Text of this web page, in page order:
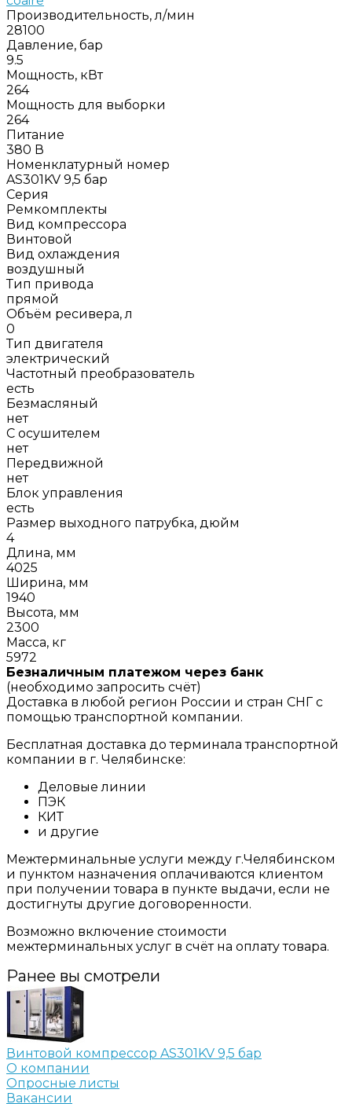
Производительность, л/мин
28100
Давление, бар
9.5
Мощность, кВт
264
Мощность для выборки
264
Питание
380 В
Номенклатурный номер
AS301KV 9,5 бар
Серия
Ремкомплекты
Вид компрессора
Винтовой
Вид охлаждения
воздушный
Тип привода
прямой
Объём ресивера, л
0
Тип двигателя
электрический
Частотный преобразователь
есть
Безмасляный
нет
С осушителем
нет
Передвижной
нет
Блок управления
есть
Размер выходного патрубка, дюйм
4
Длина, мм
4025
Ширина, мм
1940
Высота, мм
2300
Масса, кг
5972
Безналичным платежом через банк
(необходимо запросить счёт)
Доставка в любой регион России и стран СНГ с
помощью транспортной компании.
Бесплатная доставка до терминала транспортной
компании в г. Челябинске:
Деловые линии
ПЭК
КИТ
и другие
Межтерминальные услуги между г.Челябинском
и пунктом назначения оплачиваются клиентом
при получении товара в пункте выдачи, если не
достигнуты другие договоренности.
Возможно включение стоимости
межтерминальных услуг в счёт на оплату товара.
Ранее вы смотрели
Винтовой компрессор AS301KV 9,5 бар
О компании
Опросные листы
Вакансии